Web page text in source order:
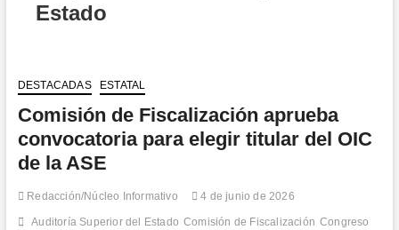
Estado
DESTACADAS ESTATAL
Comisión de Fiscalización aprueba
convocatoria para elegir titular del OIC
de la ASE
Redacción/Núcleo Informativo 4 de junio de 2026
Auditoría Superior del Estado Comisión de Fiscalización Congreso